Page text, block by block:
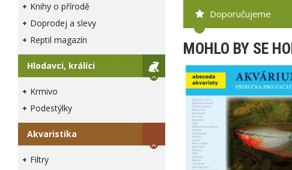
Knihy o přírodě
Doprodej a slevy
Reptil magazín
Hlodavci, králíci
Krmivo
Podestýlky
Akvaristika
Filtry
Doporučujeme
MOHLO BY SE